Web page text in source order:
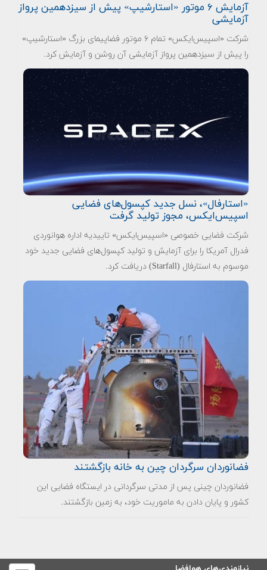
آزمایش ۶ موتور «استارشیپ» پیش از سیزدهمین پرواز
آزمایشی
شرکت «اسپیس‌ایکس» تمام ۶ موتور فضاپیمای بزرگ «استارشیپ»
را پیش از سیزدهمین پرواز آزمایشی آن روشن و آزمایش کرد.
«استارفال»، نسل جدید کپسول‌های فضایی
اسپیس‌ایکس، مجوز تولید گرفت
شرکت فضایی خصوصی «اسپیس‌ایکس» تاییدیه اداره هوانوردی
فدرال آمریکا را برای آزمایش و تولید کپسول‌های فضایی جدید خود
موسوم به استارفال (Starfall) دریافت کرد.
فضانوردان سرگردان چین به خانه بازگشتند
فضانوردان چینی پس از مدتی سرگردانی در ایستگاه فضایی این
کشور و پایان دادن به ماموریت خود، به زمین بازگشتند.